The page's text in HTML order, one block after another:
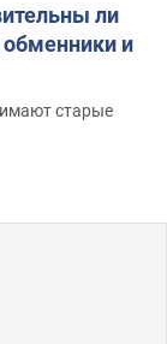
ли
и
старые